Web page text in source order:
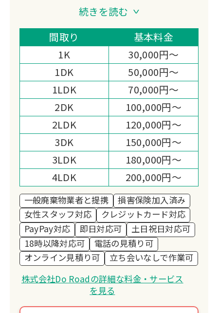
不用品買取にも対応し、処分費の軽減や
想い出の品の活用もご提案。
迅速かつ丁寧なお見積りと作業まごころ
を込めた対応で、高い満足度をいただい
ております。
心の負担を少しでも軽くできるよう尽力
いたします。
続きを読む
間取り
基本料金
1K
30,000円～
1DK
50,000円～
1LDK
70,000円～
2DK
100,000円～
2LDK
120,000円～
3DK
150,000円～
3LDK
180,000円～
4LDK
200,000円～
一般廃棄物業者と提携
損害保険加入済み
女性スタッフ対応
クレジットカード対応
PayPay対応
即日対応可
土日祝日対応可
18時以降対応可
電話の見積り可
オンライン見積り可
立ち会いなしで作業可
株式会社Do Roadの詳細な料金・サービス
を見る